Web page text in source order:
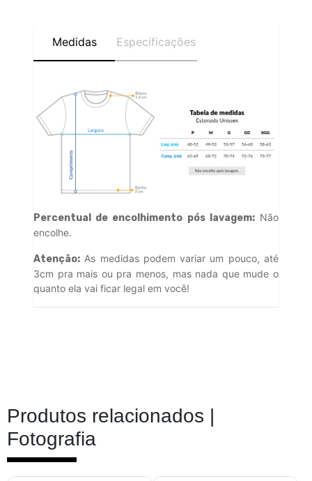
Medidas Especificações
Percentual de encolhimento pós lavagem:Não
encolhe.
Atenção: As medidas podem variar um pouco, até
3cm pra mais ou pra menos, mas nada que mude o
quanto ela vai ficar legal em você!
Produtos relacionados |
Fotografia